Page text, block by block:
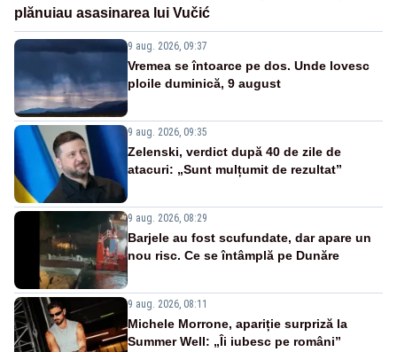
plănuiau asasinarea lui Vučić
9 aug. 2026, 09:37
Vremea se întoarce pe dos. Unde lovesc
ploile duminică, 9 august
9 aug. 2026, 09:35
Zelenski, verdict după 40 de zile de
atacuri: „Sunt mulțumit de rezultat”
9 aug. 2026, 08:29
Barjele au fost scufundate, dar apare un
nou risc. Ce se întâmplă pe Dunăre
9 aug. 2026, 08:11
Michele Morrone, apariție surpriză la
Summer Well: „Îi iubesc pe români”